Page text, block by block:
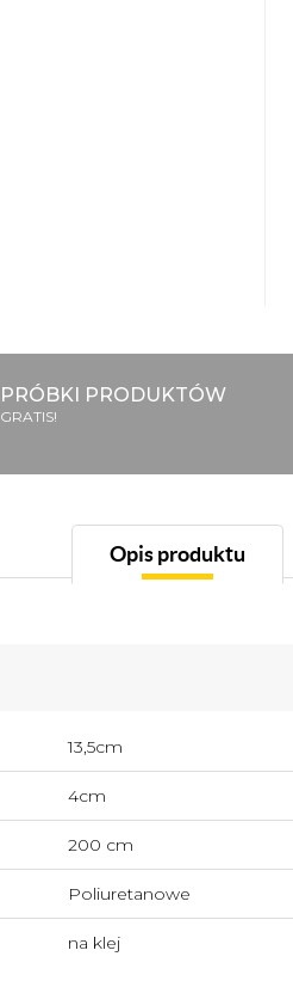
PRÓBKI PRODUKTÓW
GRATIS!
Opis produktu
13,5cm
4cm
200 cm
Poliuretanowe
na klej